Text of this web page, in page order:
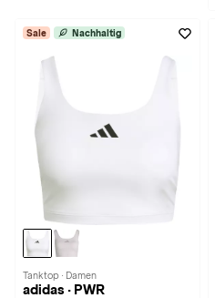
Sale Nachhaltig
Tanktop · Damen
adidas · PWR